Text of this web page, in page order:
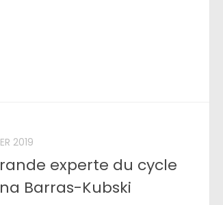
2019
experte du cycle
Barras-Kubski